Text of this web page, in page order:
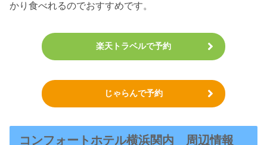
かり食べれるのでおすすめです。
楽天トラベルで予約
じゃらんで予約
コンフォートホテル横浜関内 周辺情報